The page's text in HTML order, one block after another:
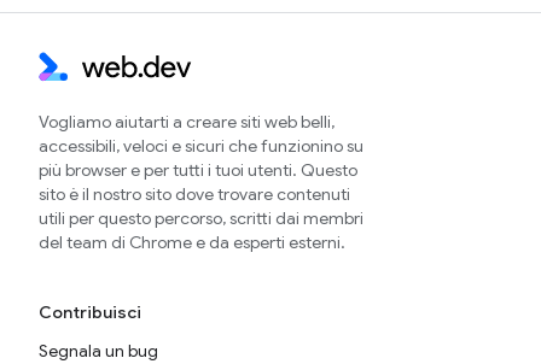
Vogliamo aiutarti a creare siti web belli,
accessibili, veloci e sicuri che funzionino su
più browser e per tutti i tuoi utenti. Questo
sito è il nostro sito dove trovare contenuti
utili per questo percorso, scritti dai membri
del team di Chrome e da esperti esterni.
Contribuisci
Segnala un bug